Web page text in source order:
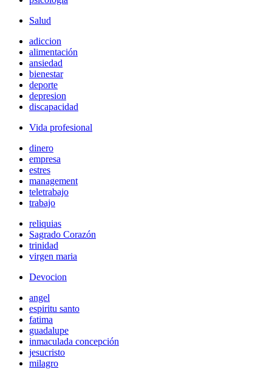
Salud
adiccion
alimentación
ansiedad
bienestar
deporte
depresion
discapacidad
Vida profesional
dinero
empresa
estres
management
teletrabajo
trabajo
reliquias
Sagrado Corazón
trinidad
virgen maria
Devocion
angel
espiritu santo
fatima
guadalupe
inmaculada concepción
jesucristo
milagro